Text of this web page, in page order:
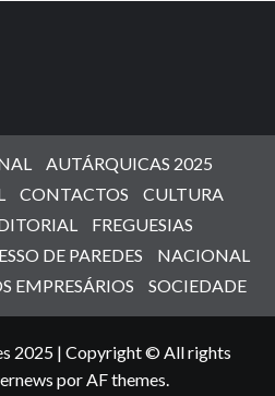
AUTÁRQUICAS 2025
CONTACTOS
CULTURA
FREGUESIAS
DE PAREDES
NACIONAL
EMPRESÁRIOS SOCIEDADE
2025 | Copyright © All rights
por AF themes.